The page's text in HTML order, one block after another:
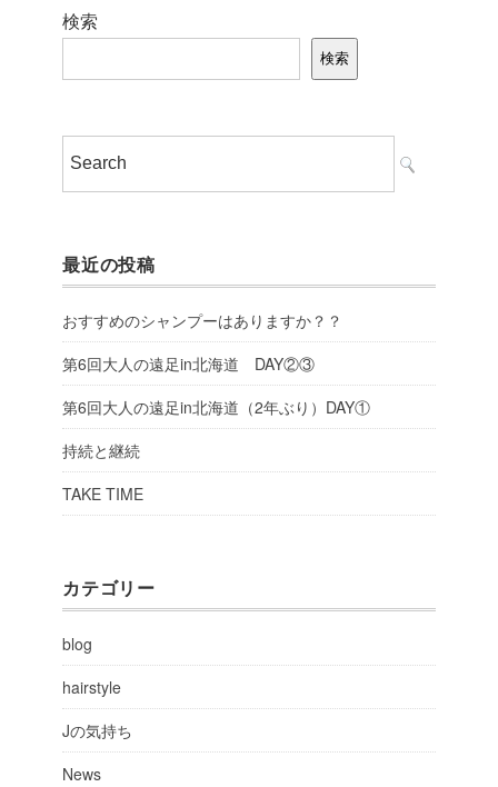
検索
検索
最近の投稿
おすすめのシャンプーはありますか？？
第6回大人の遠足in北海道 DAY②③
第6回大人の遠足in北海道（2年ぶり）DAY①
持続と継続
TAKE TIME
カテゴリー
blog
hairstyle
Jの気持ち
News